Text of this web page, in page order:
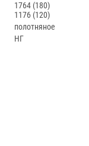
1764 (180)
1176 (120)
полотняное
НГ